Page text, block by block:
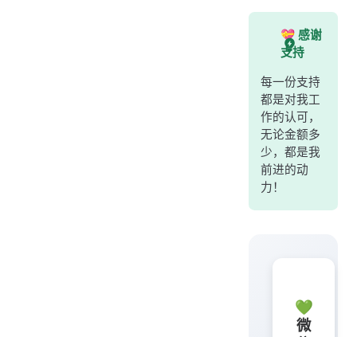
💝 感谢
支持
每一份支持
都是对我工
作的认可，
无论金额多
少，都是我
前进的动
力！
💚
微